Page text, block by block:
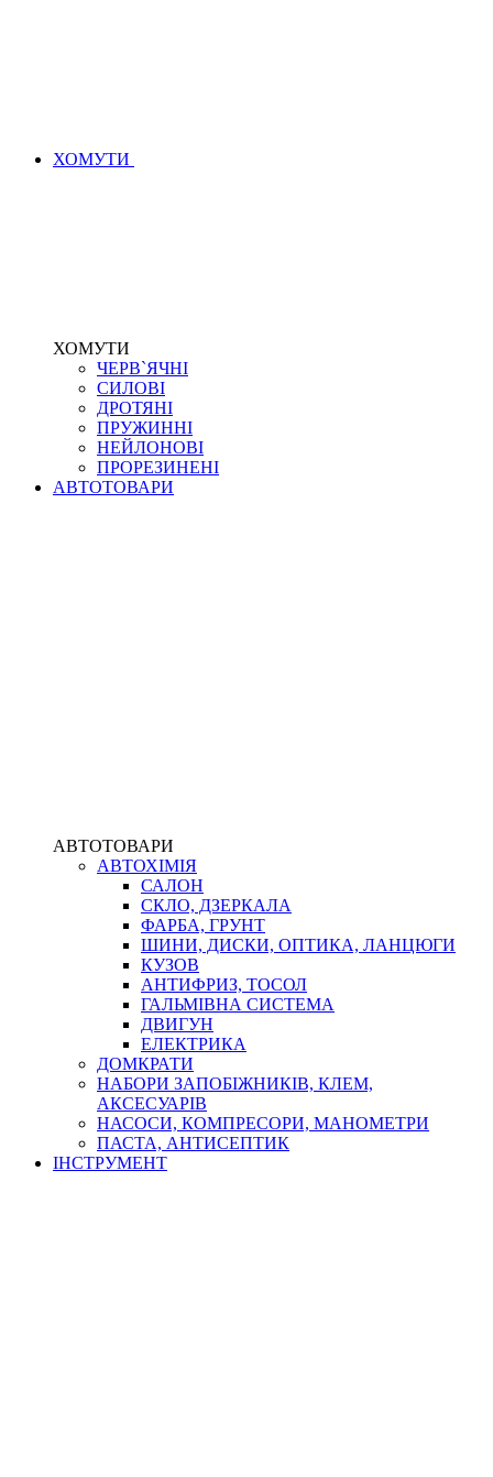
ХОМУТИ
ХОМУТИ
ЧЕРВ`ЯЧНІ
СИЛОВІ
ДРОТЯНІ
ПРУЖИННІ
НЕЙЛОНОВІ
ПРОРЕЗИНЕНІ
АВТОТОВАРИ
АВТОТОВАРИ
АВТОХІМІЯ
САЛОН
СКЛО, ДЗЕРКАЛА
ФАРБА, ГРУНТ
ШИНИ, ДИСКИ, ОПТИКА, ЛАНЦЮГИ
КУЗОВ
АНТИФРИЗ, ТОСОЛ
ГАЛЬМІВНА СИСТЕМА
ДВИГУН
ЕЛЕКТРИКА
ДОМКРАТИ
НАБОРИ ЗАПОБІЖНИКІВ, КЛЕМ,
АКСЕСУАРІВ
НАСОСИ, КОМПРЕСОРИ, МАНОМЕТРИ
ПАСТА, АНТИСЕПТИК
ІНСТРУМЕНТ